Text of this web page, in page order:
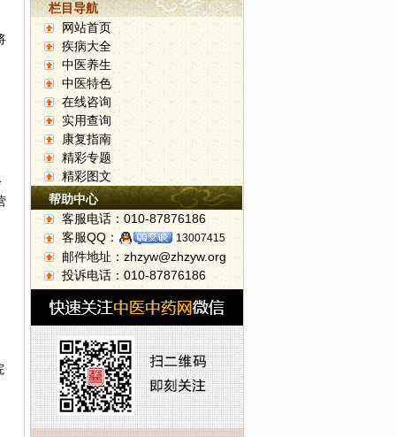
栏目导航
网站首页
疾病大全
中医养生
中医特色
在线咨询
实用查询
康复指南
精彩专题
精彩图文
帮助中心
客服电话：010-87876186
客服QQ：
13007415
邮件地址：zhzyw@zhzyw.org
投诉电话：010-87876186